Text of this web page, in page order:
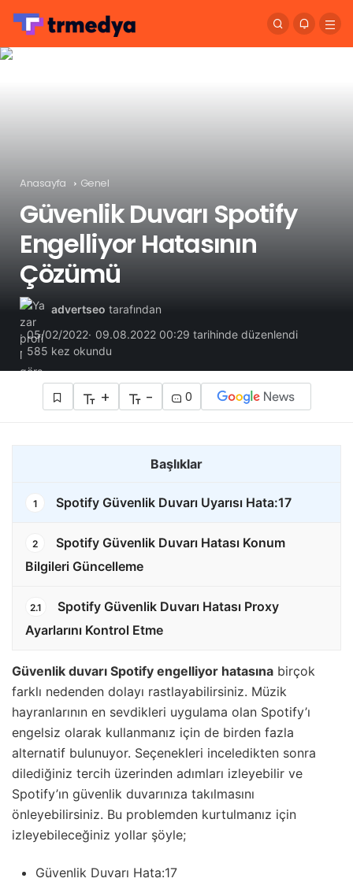
Anasayfa Genel
Güvenlik Duvarı Spotify
Engelliyor Hatasının
Çözümü
advertseo tarafından
05/02/2022 09.08.2022 00:29 tarihinde düzenlendi
585 kez okundu
+ - 0
Başlıklar
1 Spotify Güvenlik Duvarı Uyarısı Hata:17
2
Spotify Güvenlik Duvarı Hatası Konum
Bilgileri Güncelleme
2.1
Spotify Güvenlik Duvarı Hatası Proxy
Ayarlarını Kontrol Etme
Güvenlik duvarı Spotify engelliyor hatasına birçok
farklı nedenden dolayı rastlayabilirsiniz. Müzik
hayranlarının en sevdikleri uygulama olan Spotify’ı
engelsiz olarak kullanmanız için de birden fazla
alternatif bulunuyor. Seçenekleri inceledikten sonra
dilediğiniz tercih üzerinden adımları izleyebilir ve
Spotify’ın güvenlik duvarınıza takılmasını
önleyebilirsiniz. Bu problemden kurtulmanız için
izleyebileceğiniz yollar şöyle;
Güvenlik Duvarı Hata:17